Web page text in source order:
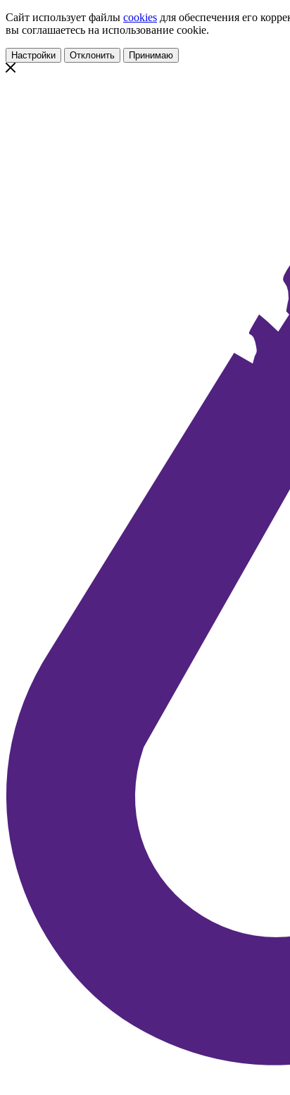
Сайт использует файлы cookies для обеспечения его
вы соглашаетесь на использование cookie.
Настройки Отклонить Принимаю